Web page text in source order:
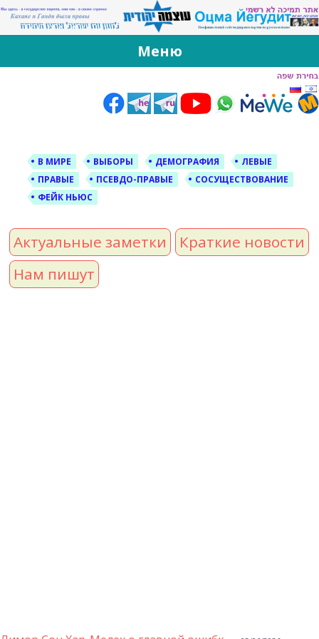
За Оцма Йегудит
עוצמה יהודית ברוסית ובעברית
Меню
В МИРЕ ВЫБОРЫ ДЕМОГРАФИЯ
ЛЕВЫЕ
ПРАВЫЕ
ПСЕВДО-ПРАВЫЕ
СОСУЩЕСТВОВАНИЕ
ФЕЙК НЬЮС
Актуальные заметки
Краткие новости
Нам пишут